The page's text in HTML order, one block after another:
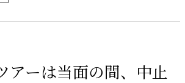
アーは当面の間、中止